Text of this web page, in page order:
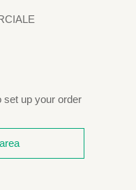
set up your order